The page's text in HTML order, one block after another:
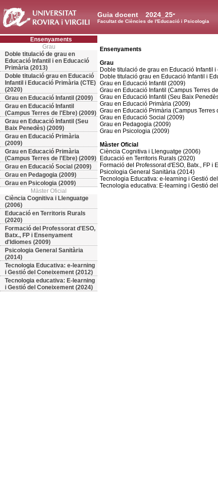
2024_25
Guia docent
Facultat de Ciències de l'Educació i Psicologia
Ensenyaments
Grau
Doble titulació de grau en
Educació Infantil i en Educació
Primària (2013)
Doble titulació grau en Educació
Infantil i Educació Primària (CTE)
(2020)
Grau en Educació Infantil (2009)
Grau en Educació Infantil
(Campus Terres de l'Ebre) (2009)
Grau en Educació Infantil (Seu
Baix Penedès) (2009)
Grau en Educació Primària
(2009)
Grau en Educació Primària
(Campus Terres de l'Ebre) (2009)
Grau en Educació Social (2009)
Grau en Pedagogia (2009)
Grau en Psicologia (2009)
Màster Oficial
Ciència Cognitiva i Llenguatge
(2006)
Educació en Territoris Rurals
(2020)
Formació del Professorat d'ESO,
Batx., FP i Ensenyament
d'Idiomes (2009)
Psicologia General Sanitària
(2014)
Tecnologia Educativa: e-learning
i Gestió del Coneixement (2012)
Tecnologia educativa: E-learning
i Gestió del Coneixement (2024)
Ensenyaments
Grau
Doble titulació de grau en Educació Infantil
Doble titulació grau en Educació Infantil i
Grau en Educació Infantil (2009)
Grau en Educació Infantil (Campus Terres
Grau en Educació Infantil (Seu Baix
Grau en Educació Primària (2009)
Grau en Educació Primària (Campus Terres
Grau en Educació Social (2009)
Grau en Pedagogia (2009)
Grau en Psicologia (2009)
Màster Oficial
Ciència Cognitiva i Llenguatge (2006)
Educació en Territoris Rurals (2020)
Formació del Professorat d'ESO, Batx., FP i
Psicologia General Sanitària (2014)
Tecnologia Educativa: e-learning i Gestió
Tecnologia educativa: E-learning i Gestió